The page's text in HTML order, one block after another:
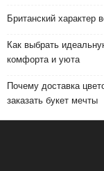
Британский
Как выбрать
комфорта и уюта
Почему доставка
заказать букет мечты